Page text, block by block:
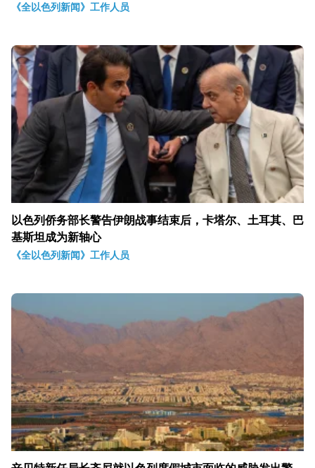
《全以色列新闻》工作人员
以色列侨务部长警告伊朗战事结束后，卡塔尔、土耳其、巴
基斯坦成为新轴心
《全以色列新闻》工作人员